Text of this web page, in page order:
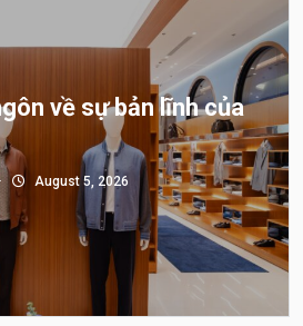
về sự bản lĩnh của
August 5, 2026